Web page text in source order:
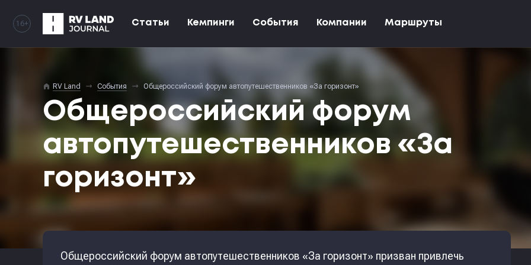
Статьи Кемпинги События Компании Маршруты
16+
home RV Land События Общероссийский форум автопутешественников «За горизонт»
Общероссийский форум
автопутешественников «За
горизонт»
Общероссийский форум автопутешественников «За горизонт» призван привлечь